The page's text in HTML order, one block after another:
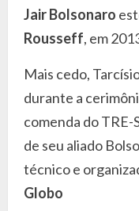
Jair Bolsonaro
Rousseff, em
Mais cedo,
durante a
comenda do TRE-
de seu aliado
técnico e
Globo